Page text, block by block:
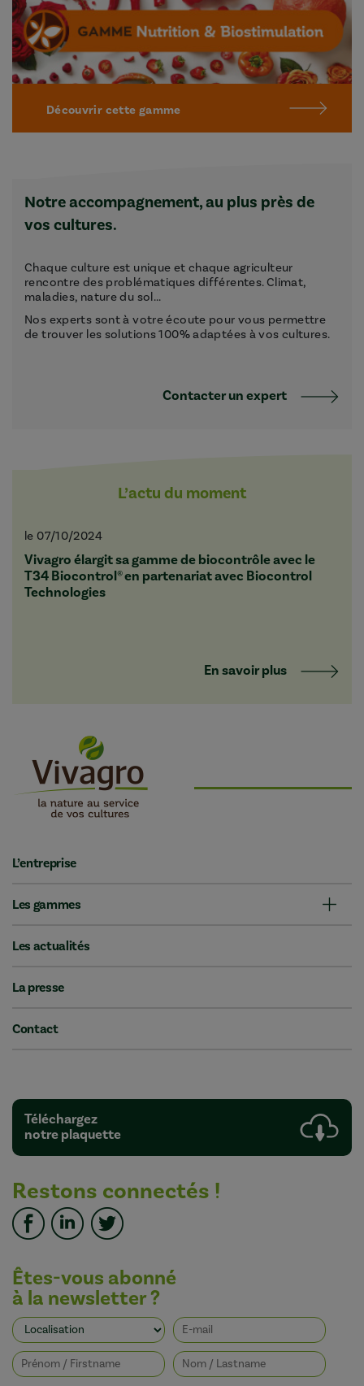
Découvrir cette gamme
Notre accompagnement, au plus près de
vos cultures.
Chaque culture est unique et chaque agriculteur
rencontre des problématiques différentes. Climat,
maladies, nature du sol...
Nos experts sont à votre écoute pour vous permettre
de trouver les solutions 100% adaptées à vos cultures.
Contacter un expert
L’actu du moment
le 07/10/2024
Vivagro élargit sa gamme de biocontrôle avec le
T34 Biocontrol® en partenariat avec Biocontrol
Technologies
En savoir plus
L’entreprise
Les gammes
Les actualités
La presse
Contact
Téléchargez
notre plaquette
Restons connectés !
Êtes-vous abonné
à la newsletter ?